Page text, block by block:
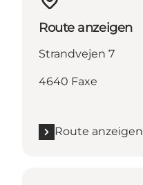
Route anzeigen
Strandvejen 7
4640 Faxe
Route anzeigen